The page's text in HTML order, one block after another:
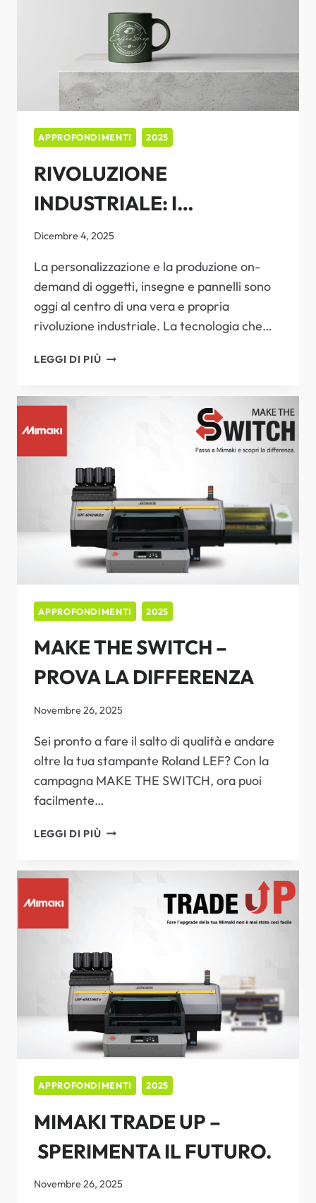
APPROFONDIMENTI 2025
RIVOLUZIONE
INDUSTRIALE: I
VANTAGGI CHIAVE DELLA
STAMPA UV FLATBED SU
MATERIALI RIGIDI
Dicembre 4, 2025
La personalizzazione e la produzione on-
demand di oggetti, insegne e pannelli sono
oggi al centro di una vera e propria
rivoluzione industriale. La tecnologia che…
LEGGI DI PIÙRIVOLUZIONE
UV
FLATBED
SU
MATERIALI
RIGIDI
APPROFONDIMENTI 2025
MAKE THE SWITCH –
PROVA LA DIFFERENZA
Novembre 26, 2025
Sei pronto a fare il salto di qualità e andare
oltre la tua stampante Roland LEF? Con la
campagna MAKE THE SWITCH, ora puoi
facilmente…
LEGGI DI PIÙMAKE
DIFFERENZA
APPROFONDIMENTI 2025
MIMAKI TRADE UP –
SPERIMENTA IL FUTURO.
Novembre 26, 2025